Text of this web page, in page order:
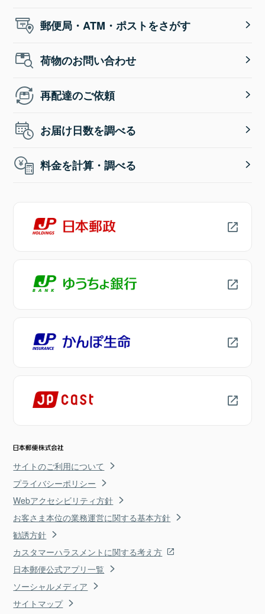
郵便局・ATM・ポストをさがす
荷物のお問い合わせ
再配達のご依頼
お届け日数を調べる
料金を計算・調べる
サイトのご利用について
プライバシーポリシー
Webアクセシビリティ方針
お客さま本位の業務運営に関する基本方針
勧誘方針
カスタマーハラスメントに関する考え方
日本郵便公式アプリ一覧
ソーシャルメディア
サイトマップ